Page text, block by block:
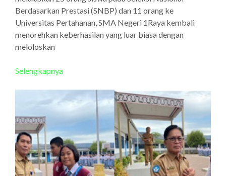
Berdasarkan Prestasi (SNBP) dan 11 orang ke
Universitas Pertahanan, SMA Negeri 1Raya kembali
menorehkan keberhasilan yang luar biasa dengan
meloloskan
Selengkapnya